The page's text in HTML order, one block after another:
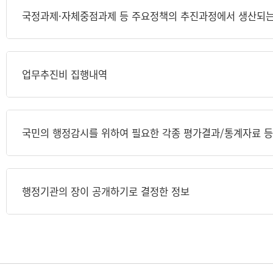
국정과제·자체중점과제 등 주요정책의 추진과정에서 생산되
업무추진비 집행내역
국민의 행정감시를 위하여 필요한 각종 평가결과/통계자료
행정기관의 장이 공개하기로 결정한 정보